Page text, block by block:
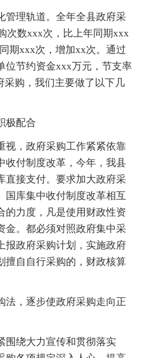
管理轨道。全年全县政府采
次数xxx次，比上年同期xxx
期xxx次，增加xx次。通过
位节约资金xxx万元，节支率
采购，我们主要做了以下几
极配合
视，政府采购工作紧紧依靠
收付制度改革，今年，我县
直接支付。要求加大政府采
国库集中收付制度改革相互
的力度，凡是使用财政性资
金。都必须对照政府集中采
报政府采购计划，实施政府
擅自自行采购的，财政核算
法，逐步使政府采购走向正
围绕大力宣传和贯彻落实